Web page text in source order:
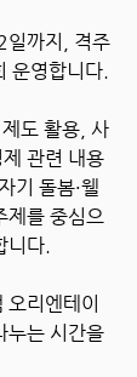
까지, 격주
운영합니다.
도 활용, 사
관련 내용
기 돌봄·웰
제를 중심으
니다.
리엔테이
누는 시간을